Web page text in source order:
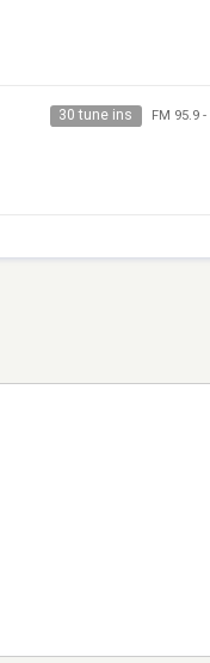
30 tune ins FM 95.9-